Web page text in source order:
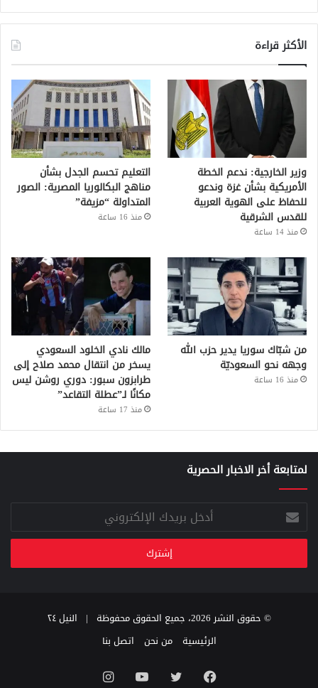
الأكثر قراءة
وزير الخارجية: ندعم الخطة
الأمريكية بشأن غزة وندعو
للحفاظ على الهوية العربية
للقدس الشرقية
منذ 14 ساعة
التعليم تحسم الجدل بشأن
مناهج البكالوريا المصرية: الصور
المتداولة “مزيفة”
منذ 16 ساعة
من شبّاك سوريا يدير حزب الله
وجهه نحو السعوديّة
منذ 16 ساعة
مالك نادي الخلود السعودي
يسخر من انتقال محمد صلاح إلى
طرابزون سبور: دوري روشن ليس
مكانًا لـ”عطلة التقاعد”
منذ 17 ساعة
لمتابعة أخر الاخبار الحصرية
أدخل
بريدك
الإلكتروني
© حقوق النشر 2026، جميع الحقوق محفوظة |
النيل ٢٤
الرئيسية
من نحن اتصل بنا
فيسبوك تويتر يوتيوب